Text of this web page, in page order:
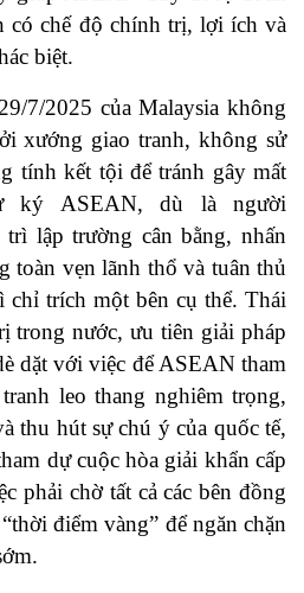
có chế độ chính trị, lợi ích và
biệt.
7/2025 của Malaysia không
xướng giao tranh, không sử
tính kết tội để tránh gây mất
ký ASEAN, dù là người
lập trường cân bằng, nhấn
toàn vẹn lãnh thổ và tuân thủ
chỉ trích một bên cụ thể. Thái
trong nước, ưu tiên giải pháp
dặt với việc để ASEAN tham
leo thang nghiêm trọng,
thu hút sự chú ý của quốc tế,
dự cuộc hòa giải khẩn cấp
phải chờ tất cả các bên đồng
điểm vàng” để ngăn chặn